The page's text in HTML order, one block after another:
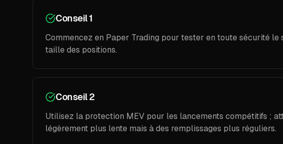
Conseil 1
Commencez en Paper Trading pour tester en toute sécurité
taille des positions.
Conseil 2
Utilisez la protection MEV pour les lancements compétitifs ;
légèrement plus lente mais à des remplissages plus réguliers.